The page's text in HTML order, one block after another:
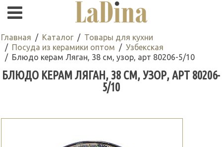
Главная Каталог
Товары для кухни
Посуда из керамики оптом
Узбекская
Блюдо керам Ляган, 38 см, узор, арт 80206-5/10
БЛЮДО КЕРАМ ЛЯГАН, 38 СМ, УЗОР, АРТ 80206-
5/10